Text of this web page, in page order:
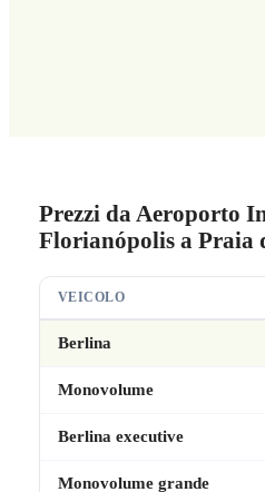
Prezzi da Aeroporto
Florianópolis a Praia
VEICOLO
Berlina
Monovolume
Berlina executive
Monovolume grande